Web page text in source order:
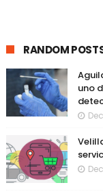
RANDOM
uno